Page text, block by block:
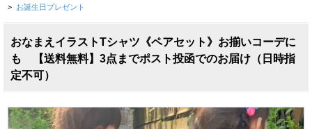
> お誕生日プレゼント
おなまえイラストTシャツ《ペアセット》お揃いコーデに
も 【送料無料】3点までポスト投函でのお届け（日時指
定不可）